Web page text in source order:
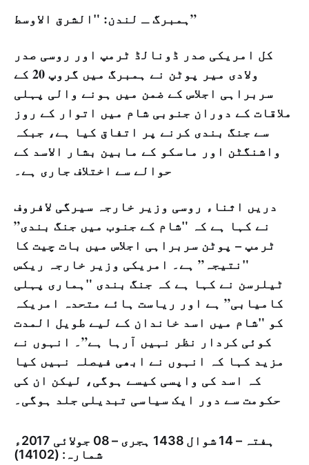
ہمبرگ ـ لندن: "الشرق الاوسط”
کل امریکی صدر ڈونالڈ ٹرمپ اور روسی صدر
ولادی میر پوٹن نے ہمبرگ میں گروپ 20 کے
سربراہی اجلاس کے ضمن میں ہونے والی پہلی
ملاقات کے دوران جنوبی شام میں اتوار کے روز
سے جنگ بندی کرنے پر اتفاق کیا ہے، جبکہ
واشنگٹن اور ماسکو کے مابین بشار الاسد کے
حوالے سے اختلاف جاری ہے۔
دریں اثناء روسی وزیر خارجہ سیرگی لافروف
نے کہا ہے کہ "شام کے جنوب میں جنگ بندی”
ٹرمپ – پوٹن سربراہی اجلاس میں بات چیت کا
"نتیجہ” ہے۔ امریکی وزیر خارجہ ریکس
ٹیلرسن نے کہا ہے کہ جنگ بندی "ہماری پہلی
کامیابی” ہے اور ریاست ہائے متحدہ امریکہ
کو "شام میں اسد خاندان کے لیے طویل المدت
کوئی کردار نظر نہیں آرہا ہے”۔ انہوں نے
مزید کہا کہ انہوں نے ابھی فیصلہ نہیں کیا
کہ اسد کی واپسی کیسے ہوگی، لیکن ان کی
حکومت سے دور ایک سیاسی تبدیلی جلد ہوگی۔
ہفتہ – 14 شوال 1438 ہجری – 08 جولائی 2017ء
شمارہ: (14102)